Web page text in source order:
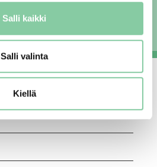
Salli kaikki
Salli valinta
Kiellä